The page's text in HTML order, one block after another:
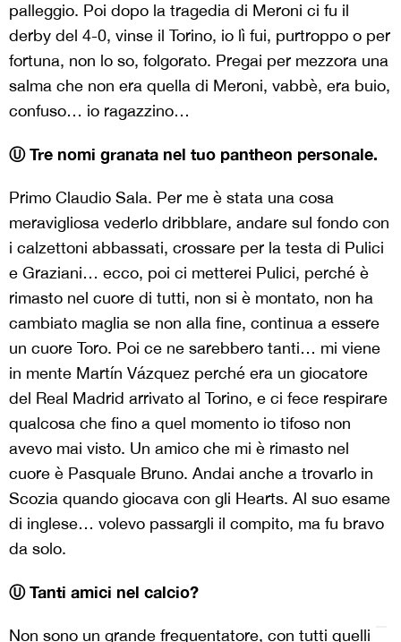
palleggio. Poi dopo la tragedia di Meroni ci fu il
derby del 4-0, vinse il Torino, io lì fui, purtroppo o per
fortuna, non lo so, folgorato. Pregai per mezzora una
salma che non era quella di Meroni, vabbè, era buio,
confuso… io ragazzino…
Ⓤ Tre nomi granata nel tuo pantheon personale.
Primo Claudio Sala. Per me è stata una cosa
meravigliosa vederlo dribblare, andare sul fondo con
i calzettoni abbassati, crossare per la testa di Pulici
e Graziani… ecco, poi ci metterei Pulici, perché è
rimasto nel cuore di tutti, non si è montato, non ha
cambiato maglia se non alla fine, continua a essere
un cuore Toro. Poi ce ne sarebbero tanti… mi viene
in mente Martín Vázquez perché era un giocatore
del Real Madrid arrivato al Torino, e ci fece respirare
qualcosa che fino a quel momento io tifoso non
avevo mai visto. Un amico che mi è rimasto nel
cuore è Pasquale Bruno. Andai anche a trovarlo in
Scozia quando giocava con gli Hearts. Al suo esame
di inglese… volevo passargli il compito, ma fu bravo
da solo.
Ⓤ Tanti amici nel calcio?
Non sono un grande frequentatore, con tutti quelli